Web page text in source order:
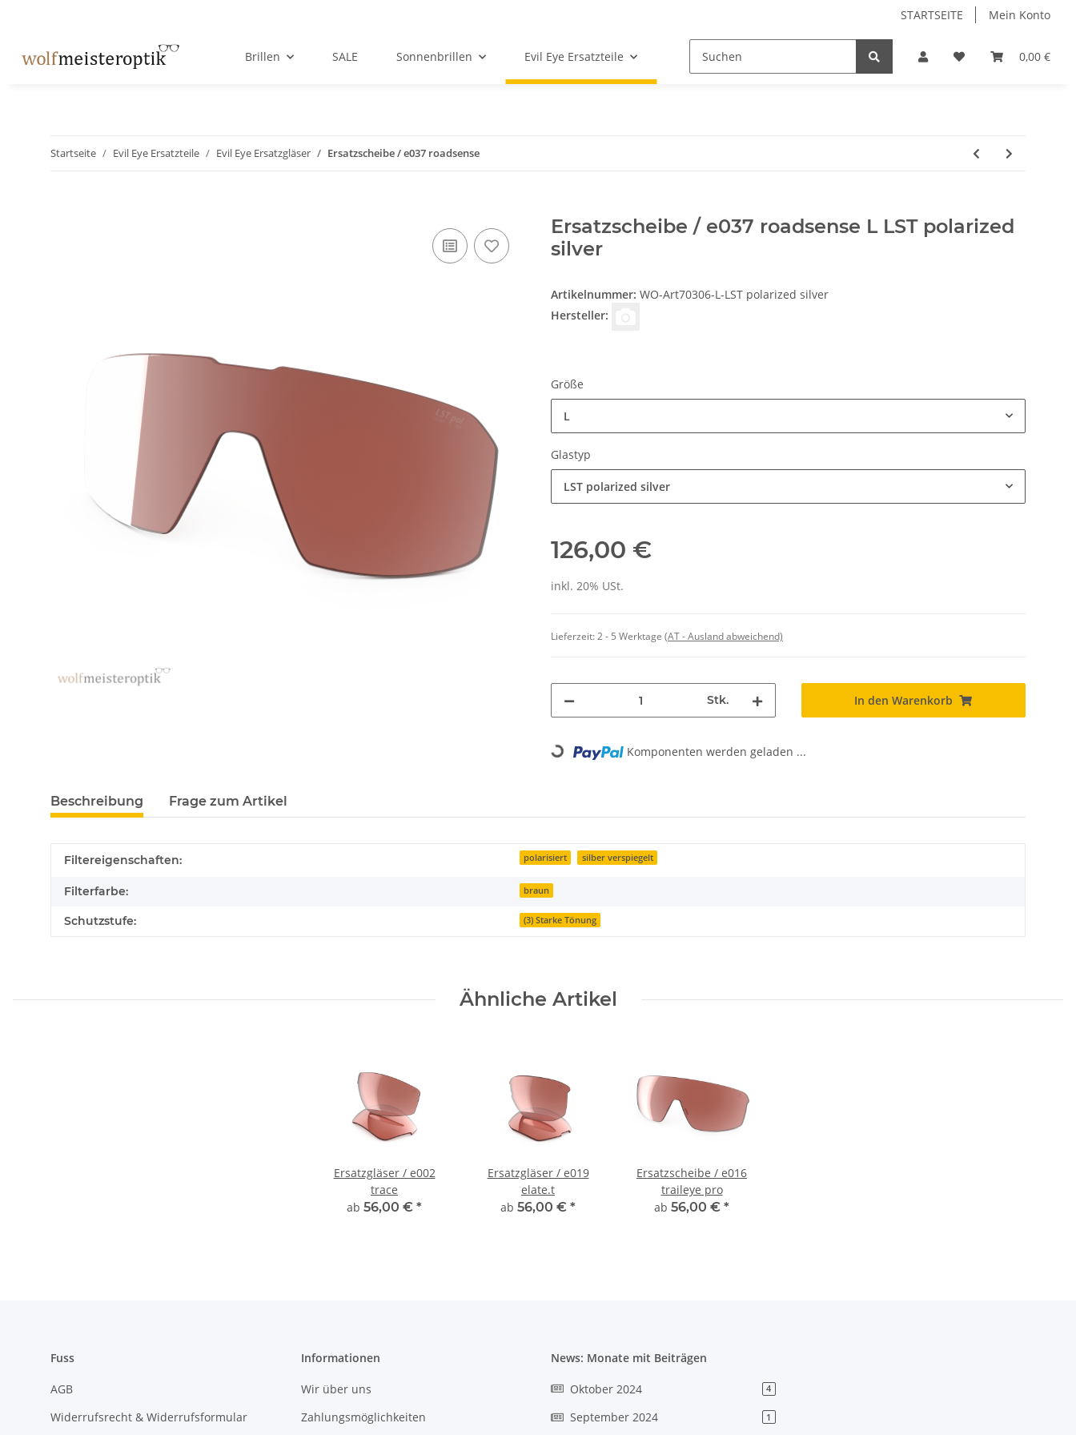
STARTSEITE Mein Konto
0,00 €
Brillen SALE Sonnenbrillen Evil Eye Ersatzteile
Startseite Evil Eye Ersatzteile Evil Eye Ersatzgläser Ersatzscheibe / e037 roadsense
Ersatzscheibe / e037 roadsense L LST polarized
silver
Artikelnummer: WO-Art70306-L-LST polarized silver
Hersteller:
Größe
L
Glastyp
LST polarized silver
126,00 €
inkl. 20% USt.
Lieferzeit:2 - 5 Werktage (AT - Ausland abweichend)
Stk. In den Warenkorb
Loading... Komponenten werden geladen ...
Beschreibung Frage zum Artikel
Filtereigenschaften: polarisiert silber verspiegelt
Filterfarbe: braun
Schutzstufe: (3) Starke Tönung
Ähnliche Artikel
Ersatzgläser / e002
trace
ab 56,00 € *
Ersatzgläser / e019
elate.t
ab 56,00 € *
Ersatzscheibe / e016
traileye pro
ab 56,00 € *
Fuss
AGB
Widerrufsrecht & Widerrufsformular
Informationen
Wir über uns
Zahlungsmöglichkeiten
News: Monate mit Beiträgen
Oktober 2024 4
September 2024 1